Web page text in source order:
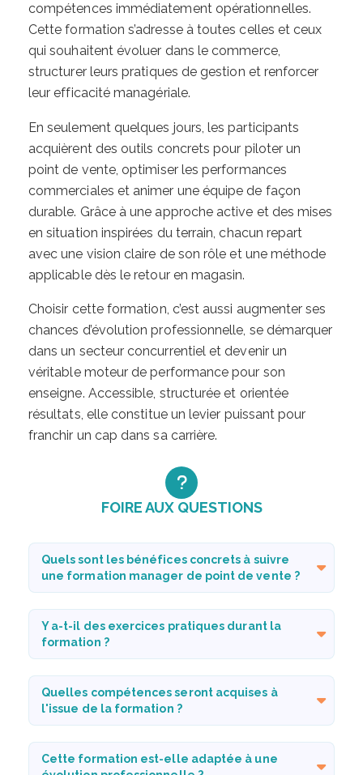
compétences immédiatement opérationnelles.
Cette formation s’adresse à toutes celles et ceux
qui souhaitent évoluer dans le commerce,
structurer leurs pratiques de gestion et renforcer
leur efficacité managériale.
En seulement quelques jours, les participants
acquièrent des outils concrets pour piloter un
point de vente, optimiser les performances
commerciales et animer une équipe de façon
durable. Grâce à une approche active et des mises
en situation inspirées du terrain, chacun repart
avec une vision claire de son rôle et une méthode
applicable dès le retour en magasin.
Choisir cette formation, c’est aussi augmenter ses
chances d’évolution professionnelle, se démarquer
dans un secteur concurrentiel et devenir un
véritable moteur de performance pour son
enseigne. Accessible, structurée et orientée
résultats, elle constitue un levier puissant pour
franchir un cap dans sa carrière.
FOIRE AUX QUESTIONS
Quels sont les bénéfices concrets à suivre
une formation manager de point de vente ?
Y a-t-il des exercices pratiques durant la
formation ?
Quelles compétences seront acquises à
l'issue de la formation ?
Cette formation est-elle adaptée à une